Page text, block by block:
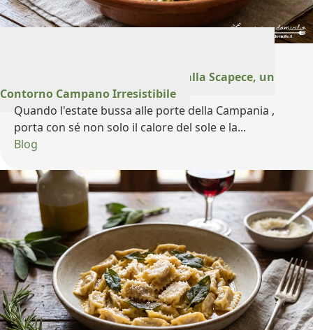
Profumo d'Estate: Le Zucchine alla Scapece, un
Contorno Campano Irresistibile
Quando l'estate bussa alle porte della Campania ,
porta con sé non solo il calore del sole e la...
Blog